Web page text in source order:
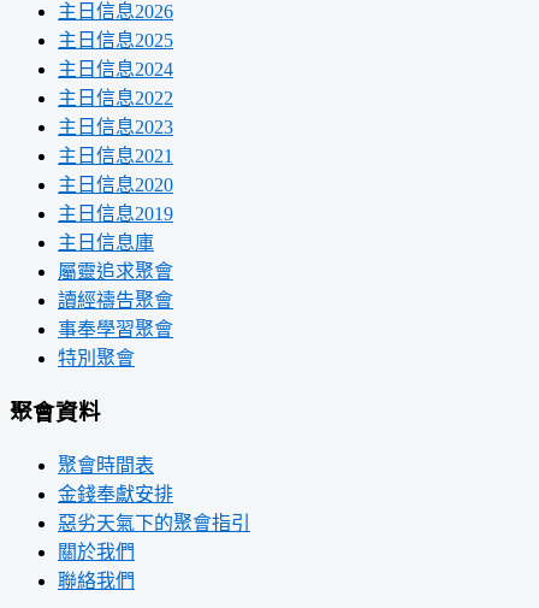
主日信息2026
主日信息2025
主日信息2024
主日信息2022
主日信息2023
主日信息2021
主日信息2020
主日信息2019
主日信息庫
屬靈追求聚會
讀經禱告聚會
事奉學習聚會
特別聚會
聚會資料
聚會時間表
金錢奉獻安排
惡劣天氣下的聚會指引
關於我們
聯絡我們